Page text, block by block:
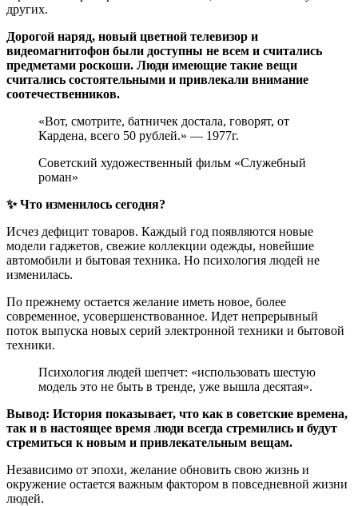
других.
Дорогой наряд, новый цветной телевизор и
видеомагнитофон были доступны не всем и считались
предметами роскоши. Люди имеющие такие вещи
считались состоятельными и привлекали внимание
соотечественников.
«Вот, смотрите, батничек достала, говорят, от
Кардена, всего 50 рублей.» — 1977г.
Советский художественный фильм «Служебный
роман»
✨ Что изменилось сегодня?
Исчез дефицит товаров. Каждый год появляются новые
модели гаджетов, свежие коллекции одежды, новейшие
автомобили и бытовая техника. Но психология людей не
изменилась.
По прежнему остается желание иметь новое, более
современное, усовершенствованное. Идет непрерывный
поток выпуска новых серий электронной техники и бытовой
техники.
Психология людей шепчет: «использовать шестую
модель это не быть в тренде, уже вышла десятая».
Вывод: История показывает, что как в советские времена,
так и в настоящее время люди всегда стремились и будут
стремиться к новым и привлекательным вещам.
Независимо от эпохи, желание обновить свою жизнь и
окружение остается важным фактором в повседневной жизни
людей.